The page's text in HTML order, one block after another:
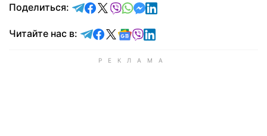
Поделиться: отправить в Telegram
поделиться в Facebook
поделиться в X
отправить в Viber
отправить в Whatsapp
отправить в Messenger
отправить в LinkedIn
Читайте нас в: Читайте в Telegram
Читайте в Facebook
Читайте в X
Читайте в Google news
Читайте в Viber
Читайте в LinkedIn